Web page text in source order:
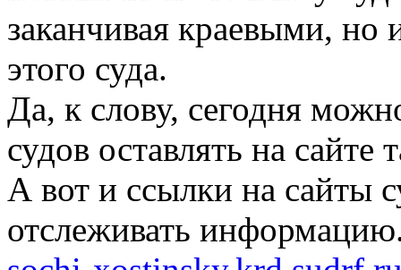
заканчивая краевыми, но
этого суда.
Да, к слову, сегодня
судов оставлять на сайте
А вот и ссылки на сайты
отслеживать